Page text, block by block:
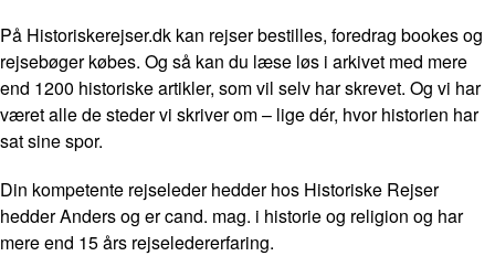
På Historiskerejser.dk kan rejser bestilles, foredrag bookes og
rejsebøger købes. Og så kan du læse løs i arkivet med mere
end 1200 historiske artikler, som vil selv har skrevet. Og vi har
været alle de steder vi skriver om – lige dér, hvor historien har
sat sine spor.
Din kompetente rejseleder hedder hos Historiske Rejser
hedder Anders og er cand. mag. i historie og religion og har
mere end 15 års rejseledererfaring.